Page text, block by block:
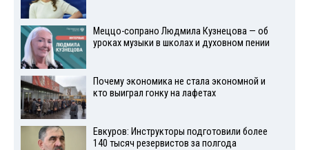
Меццо-сопрано Людмила Кузнецова — об
уроках музыки в школах и духовном пении
Почему экономика не стала экономной и
кто выиграл гонку на лафетах
Евкуров: Инструкторы подготовили более
140 тысяч резервистов за полгода